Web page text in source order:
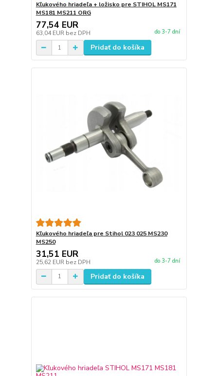
Kľukového hriadeľa + ložisko pre STIHOL MS171
MS181 MS211 ORG
77,54 EUR
63,04 EUR bez DPH do 3-7 dní
Pridať do košíka
Kľukového hriadeľa pre Stihol 023 025 MS230
MS250
31,51 EUR
25,62 EUR bez DPH do 3-7 dní
Pridať do košíka